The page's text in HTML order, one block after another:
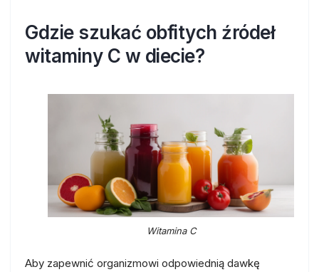
Gdzie szukać obfitych źródeł
witaminy C w diecie?
Witamina C
Aby zapewnić organizmowi odpowiednią dawkę